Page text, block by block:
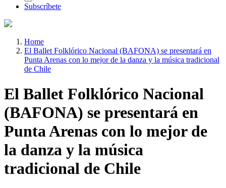
Subscríbete
Home
El Ballet Folklórico Nacional (BAFONA) se presentará en
Punta Arenas con lo mejor de la danza y la música tradicional
de Chile
El Ballet Folklórico Nacional
(BAFONA) se presentará en
Punta Arenas con lo mejor de
la danza y la música
tradicional de Chile